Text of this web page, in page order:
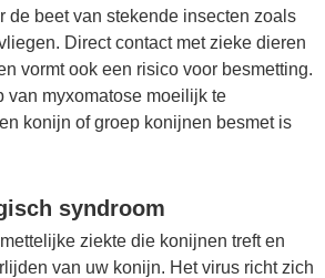
de beet van stekende insecten zoals
Direct contact met zieke dieren
vormt ook een risico voor besmetting.
van myxomatose moeilijk te
konijn of groep konijnen besmet is
syndroom
ziekte die konijnen treft en
van uw konijn. Het virus richt zich